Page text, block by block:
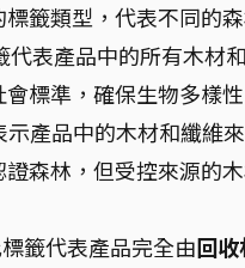
標籤類型，代表不同的
代表產品中的所有木材
會標準，確保生物多樣
示產品中的木材和纖維
證森林，但受控來源的
標籤代表產品完全由回